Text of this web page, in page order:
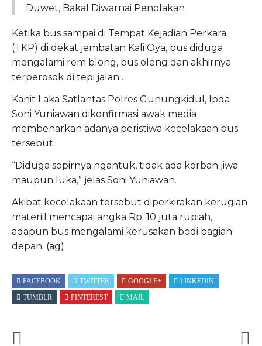
Duwet, Bakal Diwarnai Penolakan
Ketika bus sampai di Tempat Kejadian Perkara
(TKP) di dekat jembatan Kali Oya, bus diduga
mengalami rem blong, bus oleng dan akhirnya
terperosok di tepi jalan .
Kanit Laka Satlantas Polres Gunungkidul, Ipda
Soni Yuniawan dikonfirmasi awak media
membenarkan adanya peristiwa kecelakaan bus
tersebut.
“Diduga sopirnya ngantuk, tidak ada korban jiwa
maupun luka,” jelas Soni Yuniawan.
Akibat kecelakaan tersebut diperkirakan kerugian
materiil mencapai angka Rp. 10 juta rupiah,
adapun bus mengalami kerusakan bodi bagian
depan. (ag)
FACEBOOK TWITTER GOOGLE+
LINKEDIN
TUMBLR
PINTEREST MAIL